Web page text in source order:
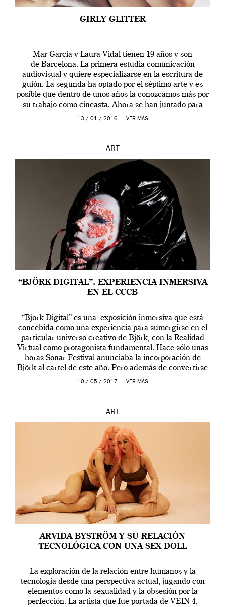
GIRLY GLITTER
Mar Garcia y Laura Vidal tienen 19 años y son
de Barcelona. La primera estudia comunicación
audiovisual y quiere especializarse en la escritura de
guión. La segunda ha optado por el séptimo arte y es
posible que dentro de unos años la conozcamos más por
su trabajo como cineasta. Ahora se han juntado para
contarnos una […]
13 / 01 / 2016 — VER MÁS
ART
“BJÖRK DIGITAL”. EXPERIENCIA INMERSIVA
EN EL CCCB
“Bjork Digital” es una exposición inmersiva que está
concebida como una experiencia para sumergirse en el
particular universo creativo de Björk, con la Realidad
Virtual como protagonista fundamental. Hace sólo unas
horas Sonar Festival anunciaba la incorporación de
Björk al cartel de este año. Pero además de convertirse
en una de las actuaciones más relevantes […]
10 / 05 / 2017 — VER MÁS
ART
ARVIDA BYSTRÖM Y SU RELACIÓN
TECNOLÓGICA CON UNA SEX DOLL
La exploración de la relación entre humanos y la
tecnología desde una perspectiva actual, jugando con
elementos como la sexualidad y la obsesión por la
perfección. La artista que fue portada de VEIN 4,